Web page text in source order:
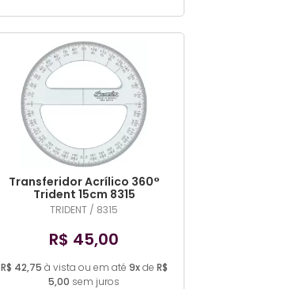
Transferidor Acrílico 360°
Trident 15cm 8315
TRIDENT / 8315
R$ 45,00
R$ 42,75 à vista ou em até 9xde R$
5,00 sem juros